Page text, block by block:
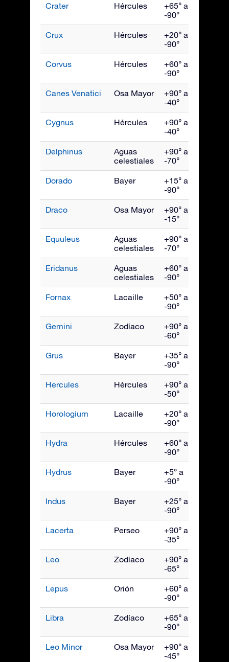
Crater Hércules
+65° a
-90°
Crux Hércules
+20° a
-90°
Corvus Hércules
+60° a
-90°
Canes Venatici Osa Mayor
+90° a
-40°
Cygnus Hércules
+90° a
-40°
Delphinus
Aguas
celestiales
+90° a
-70°
Dorado Bayer
+15° a
-90°
Draco Osa Mayor
+90° a
-15°
Equuleus
Aguas
celestiales
+90° a
-70°
Eridanus
Aguas
celestiales
+60° a
-90°
Fornax Lacaille
+50° a
-90°
Gemini Zodíaco
+90° a
-60°
Grus Bayer
+35° a
-90°
Hercules Hércules
+90° a
-50°
Horologium Lacaille
+20° a
-90°
Hydra Hércules
+60° a
-90°
Hydrus Bayer
+5° a
-90°
Indus Bayer
+25° a
-90°
Lacerta Perseo
+90° a
-35°
Leo Zodíaco
+90° a
-65°
Lepus Orión
+60° a
-90°
Libra Zodíaco
+65° a
-90°
Leo Minor Osa Mayor
+90° a
-45°